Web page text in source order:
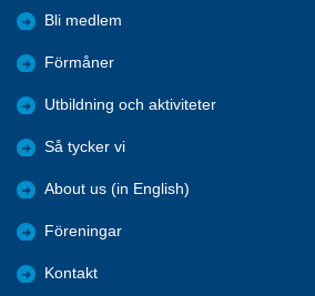
Bli medlem
Förmåner
Utbildning och aktiviteter
Så tycker vi
About us (in English)
Föreningar
Kontakt